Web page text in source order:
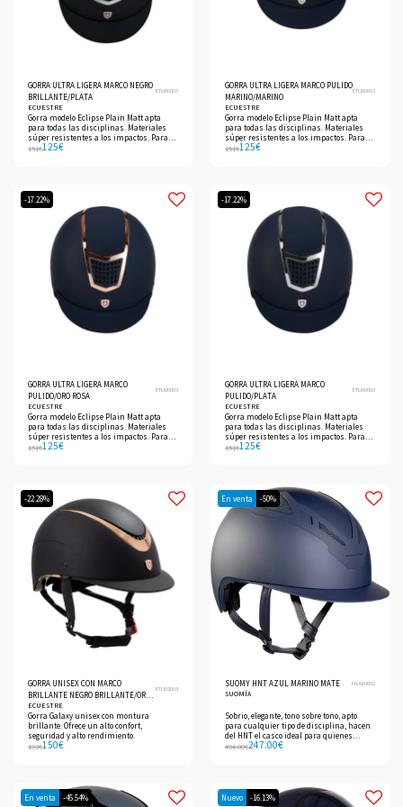
GORRA ULTRA LIGERA MARCO NEGRO
BRILLANTE/PLATA
ETU00003
ECUESTRE
Gorra modelo Eclipse Plain Matt apta
para todas las disciplinas. Materiales
súper resistentes a los impactos. Para
entrenamiento diario y competiciones.
151€125€
GORRA ULTRA LIGERA MARCO PULIDO
MARINO/MARINO
ETU00003
ECUESTRE
Gorra modelo Eclipse Plain Matt apta
para todas las disciplinas. Materiales
súper resistentes a los impactos. Para
entrenamiento diario y competiciones.
151€125€
-17.22%
GORRA ULTRA LIGERA MARCO
PULIDO/ORO ROSA
ETU00003
ECUESTRE
Gorra modelo Eclipse Plain Matt apta
para todas las disciplinas. Materiales
súper resistentes a los impactos. Para
entrenamiento diario y competiciones.
151€125€
-17.22%
GORRA ULTRA LIGERA MARCO
PULIDO/PLATA
ETU00003
ECUESTRE
Gorra modelo Eclipse Plain Matt apta
para todas las disciplinas. Materiales
súper resistentes a los impactos. Para
entrenamiento diario y competiciones.
151€125€
-22.28%
GORRA UNISEX CON MARCO
BRILLANTE NEGRO BRILLANTE/ORO
ROSA
ETU02003
ECUESTRE
Gorra Galaxy unisex con montura
brillante. Ofrece un alto confort,
seguridad y alto rendimiento.
193€150€
En venta -50%
SUOMY HNT AZUL MARINO MATE H1AP0002
SUOMÍA
Sobrio, elegante, tono sobre tono, apto
para cualquier tipo de disciplina, hacen
del HNT el casco ideal para quienes
quieren ir elegantes pero discretos.
494.00€247.00€
En venta -45.54% Nuevo -16.13%